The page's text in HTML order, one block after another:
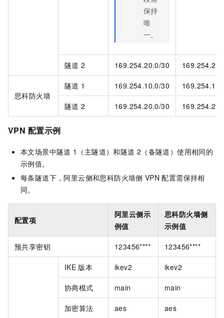
保持
唯
一。
隧道 2 169.254.20.0/30
思科防火墙
隧道 1 169.254.10.0/30
隧道 2 169.254.20.0/30
VPN 配置示例
本文场景中隧道 1（主隧道）和隧道 2（备隧道）使用相同的
示例值。
每条隧道下，阿里云侧和思科防火墙侧 VPN 配置需保持相
同。
配置项
阿里云侧示
例值
思科防火墙侧
示例值
预共享密钥 123456**** 123456****
IKE 版本 ikev2 ikev2
协商模式 main main
加密算法 aes aes